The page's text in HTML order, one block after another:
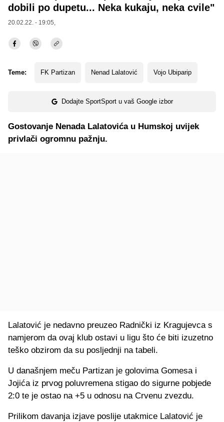
dobili po dupetu... Neka kukaju, neka cvile"
20.02.22. - 19:05,
Teme: FK Partizan Nenad Lalatović Vojo Ubiparip
Dodajte SportSport u vaš Google izbor
Gostovanje Nenada Lalatovića u Humskoj uvijek
privlači ogromnu pažnju.
Lalatović je nedavno preuzeo Radnički iz Kragujevca s
namjerom da ovaj klub ostavi u ligu što će biti izuzetno
teško obzirom da su posljednji na tabeli.
U današnjem meču Partizan je golovima Gomesa i
Jojića iz prvog poluvremena stigao do sigurne pobjede
2:0 te je ostao na +5 u odnosu na Crvenu zvezdu.
Prilikom davanja izjave poslije utakmice Lalatović je